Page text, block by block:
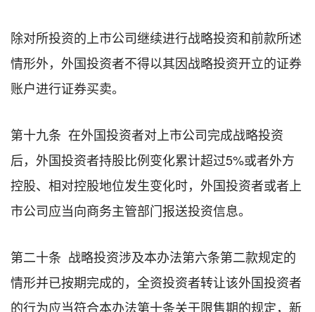
除对所投资的上市公司继续进行战略投资和前款所述
情形外，外国投资者不得以其因战略投资开立的证券
账户进行证券买卖。
第十九条 在外国投资者对上市公司完成战略投资
后，外国投资者持股比例变化累计超过5%或者外方
控股、相对控股地位发生变化时，外国投资者或者上
市公司应当向商务主管部门报送投资信息。
第二十条 战略投资涉及本办法第六条第二款规定的
情形并已按期完成的，全资投资者转让该外国投资者
的行为应当符合本办法第十条关于限售期的规定，新